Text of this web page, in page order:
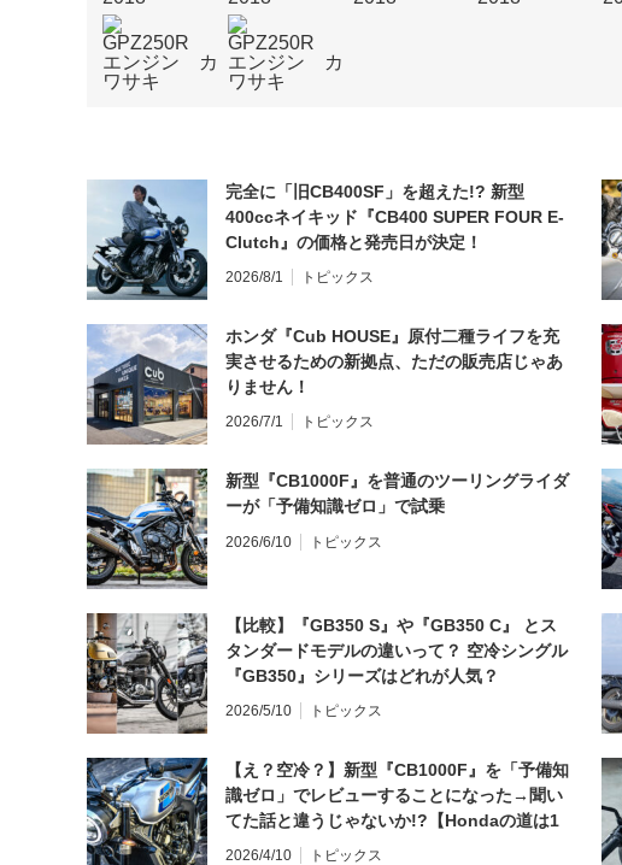
完全に「旧CB400SF」を超えた!? 新型
400ccネイキッド『CB400 SUPER FOUR E-
Clutch』の価格と発売日が決定！
2026/8/1 トピックス
ホンダ『Cub HOUSE』原付二種ライフを充
実させるための新拠点、ただの販売店じゃあ
りません！
2026/7/1 トピックス
新型『CB1000F』を普通のツーリングライダ
ーが「予備知識ゼロ」で試乗
2026/6/10 トピックス
【比較】『GB350 S』や『GB350 C』 とス
タンダードモデルの違いって？ 空冷シングル
『GB350』シリーズはどれが人気？
2026/5/10 トピックス
【え？空冷？】新型『CB1000F』を「予備知
識ゼロ」でレビューすることになった→聞い
てた話と違うじゃないか!?【Hondaの道は1
日にしてならず／CB1000F ①第一印象 編】
2026/4/10 トピックス